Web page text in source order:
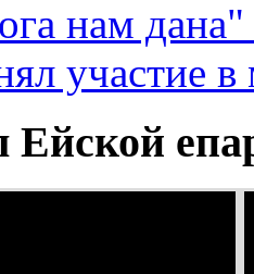
нам
участие
Ейской